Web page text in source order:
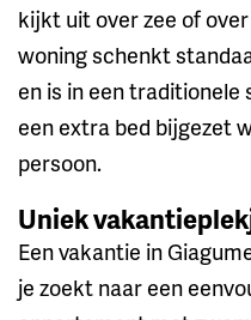
kijkt uit over zee of
woning schenkt
en is in een
een extra bed bijgezet
persoon.
Uniek
Een vakantie in
je zoekt naar een